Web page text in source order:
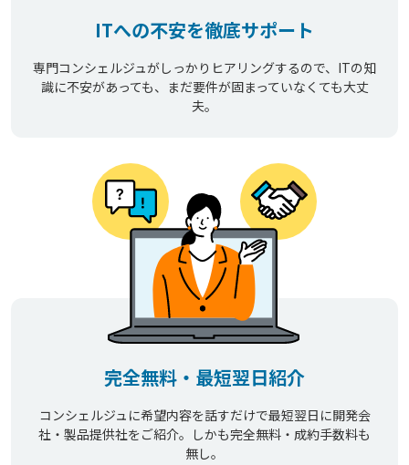
ITへの不安を徹底サポート
専門コンシェルジュがしっかりヒアリングするので、ITの知
識に不安があっても、まだ要件が固まっていなくても大丈
夫。
完全無料・最短翌日紹介
コンシェルジュに希望内容を話すだけで最短翌日に開発会
社・製品提供社をご紹介。しかも完全無料・成約手数料も
無し。